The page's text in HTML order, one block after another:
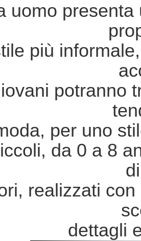
uomo
più
potranno
per uno
da 0 a 8
realizzati
dettagli